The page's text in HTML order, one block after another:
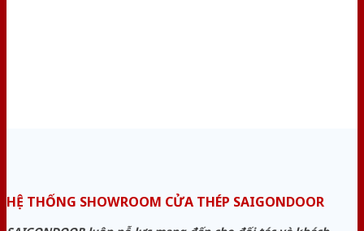
HỆ THỐNG SHOWROOM CỬA THÉP SAIGONDOOR